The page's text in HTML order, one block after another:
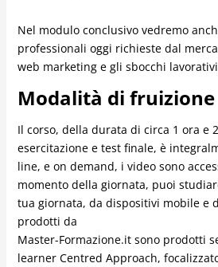
Nel modulo conclusivo vedremo
professionali oggi richieste dal
web marketing e gli sbocchi
Modalità di fruizione
Il corso, della durata di circa 1 ora e
esercitazione e test finale, è
line, e on demand, i video sono
momento della giornata, puoi
tua giornata, da dispositivi mobile e
prodotti da
Master-Formazione.it sono prodotti
learner Centred Approach,